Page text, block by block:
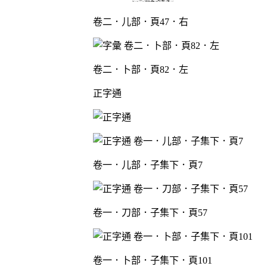
卷二．儿部．頁47．右
卷二．卜部．頁82．左
正字通
卷一．儿部．子集下．頁7
卷一．刀部．子集下．頁57
卷一．卜部．子集下．頁101